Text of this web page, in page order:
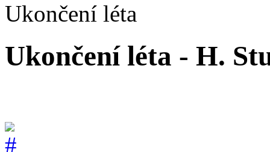
Ukončení léta
Ukončení léta - H.